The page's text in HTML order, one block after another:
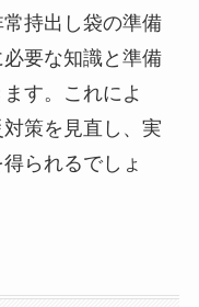
持出し袋の準備
要な知識と準備
す。これによ
策を見直し、実
られるでしょ